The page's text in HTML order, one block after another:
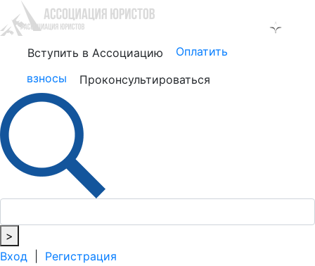
Вступить в Ассоциацию
Оплатить
взносы
Проконсультироваться
>
Вход
Регистрация